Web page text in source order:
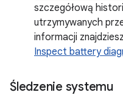
szczegółową
utrzymywanych
informacji
Inspect battery
Śledzenie systemu